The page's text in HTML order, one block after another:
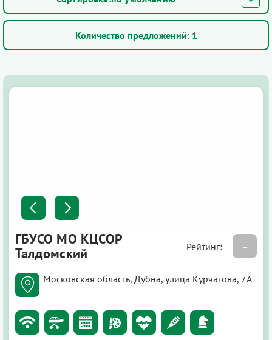
Количество предложений: 1
ГБУСО МО КЦСОР
Талдомский
Рейтинг: -
Московская область, Дубна, улица Курчатова, 7А